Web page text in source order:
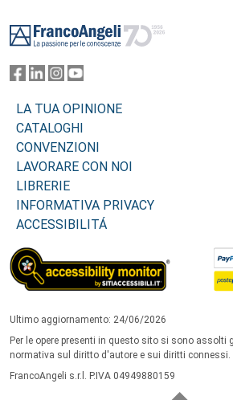
LA TUA OPINIONE
CATALOGHI
CONVENZIONI
LAVORARE CON NOI
LIBRERIE
INFORMATIVA PRIVACY
ACCESSIBILITÁ
Ultimo aggiornamento: 24/06/2026
Per le opere presenti in questo sito si sono assolti
normativa sul diritto d'autore e sui diritti connessi.
FrancoAngeli s.r.l. P.IVA 04949880159